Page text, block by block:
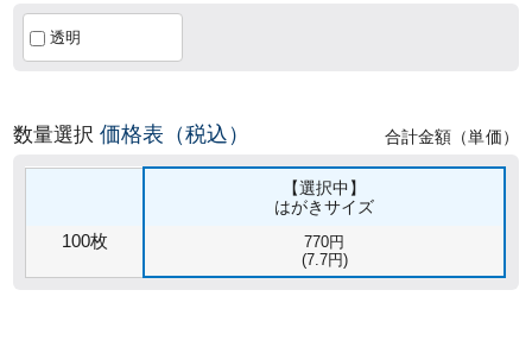
透明
数量選択価格表（税込） 合計金額（単価）
【選択中】
はがきサイズ
100枚
770円
(7.7円)